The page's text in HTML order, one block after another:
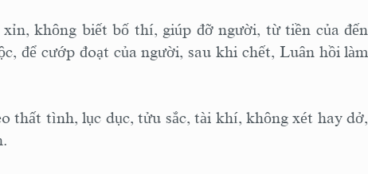
không biết bố thí, giúp đỡ người, từ tiền của đến
để cướp đoạt của người, sau khi chết, Luân hồi làm
thất tình, lục dục, tửu sắc, tài khí, không xét hay dở,